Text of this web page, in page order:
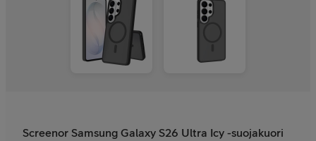
Screenor Samsung Galaxy S26 Ultra Icy -suojakuori